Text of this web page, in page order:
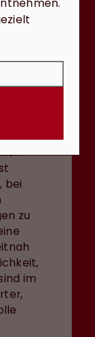
Man
ein
bei
zu
im